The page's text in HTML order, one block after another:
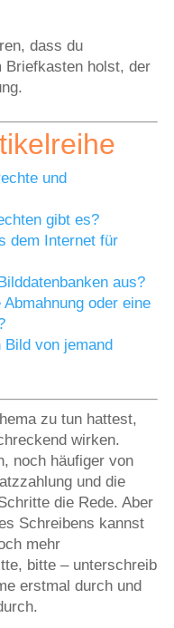
dass du
Briefkasten holst, der
und
gibt es?
dem Internet für
aus?
oder eine
von jemand
zu tun hattest,
wirken.
noch häufiger von
und die
die Rede. Aber
Schreibens kannst
mehr
bitte – unterschreib
erstmal durch und